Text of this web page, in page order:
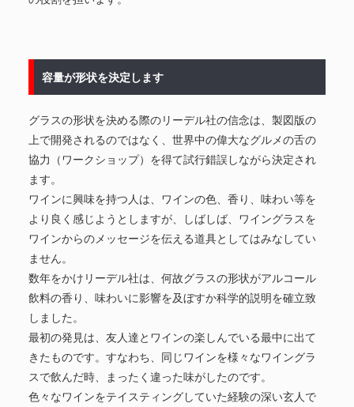
容量が形状を決定します
グラスの形状を決める際のリーデル社の信念は、製図版の
上で開発されるのではなく、世界中の偉大なグルメの舌の
協力（ワークショップ）を得て試行錯誤しながら決定され
ます。
ワインに興味を持つ人は、ワインの色、香り、味わい等を
より良く感じようとしますが、しばしば、ワイングラスを
ワインからのメッセージを伝える道具としてはみなしてい
ません。
数年をかけリーデル社は、何故グラスの形状がアルコール
飲料の香り、味わいに影響を及ぼすか科学的説明を確立致
しました。
最初の発見は、友人達とワインの楽しんでいる最中に出て
きたものです。すなわち、同じワインを様々なワイングラ
スで飲んだ時、まったく違った味がしたのです。
色々なワインをテイスティングしていた経験の深い玄人で